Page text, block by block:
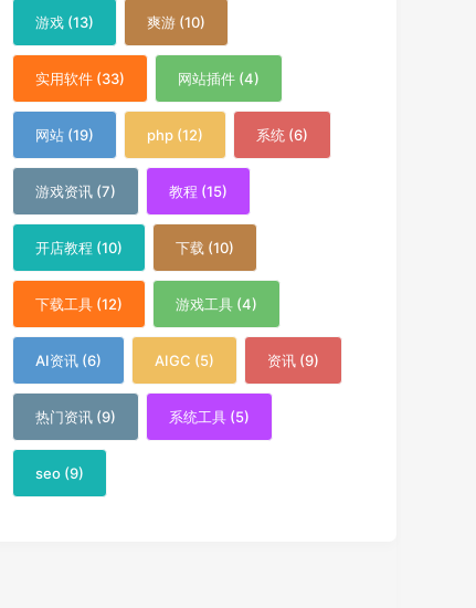
游戏 (13) 爽游 (10)
实用软件 (33) 网站插件 (4)
网站 (19) php (12) 系统 (6)
游戏资讯 (7) 教程 (15)
开店教程 (10) 下载 (10)
下载工具 (12) 游戏工具 (4)
AI资讯 (6) AIGC (5) 资讯 (9)
热门资讯 (9) 系统工具 (5)
seo (9)